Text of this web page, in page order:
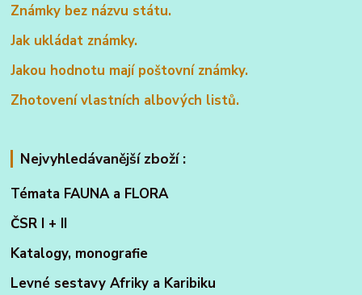
Známky bez názvu státu.
Jak ukládat známky.
Jakou hodnotu mají poštovní známky.
Zhotovení vlastních albových listů.
Nejvyhledávanější zboží :
Témata FAUNA a FLORA
ČSR I + II
Katalogy, monografie
Levné sestavy Afriky a Karibiku